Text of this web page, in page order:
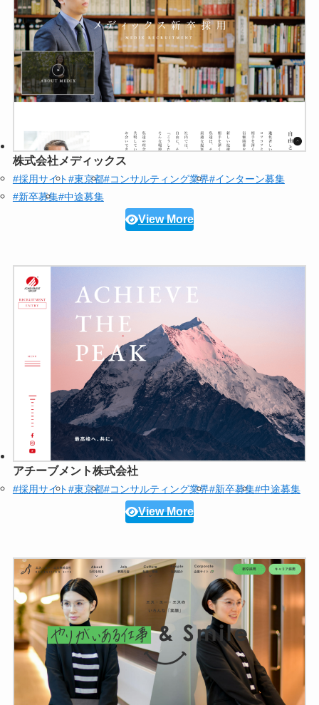
株式会社メディックス
#採用サイト#東京都#コンサルティング業界#インターン募集
#新卒募集#中途募集
View More
アチーブメント株式会社
#採用サイト#東京都#コンサルティング業界#新卒募集#中途募集
View More